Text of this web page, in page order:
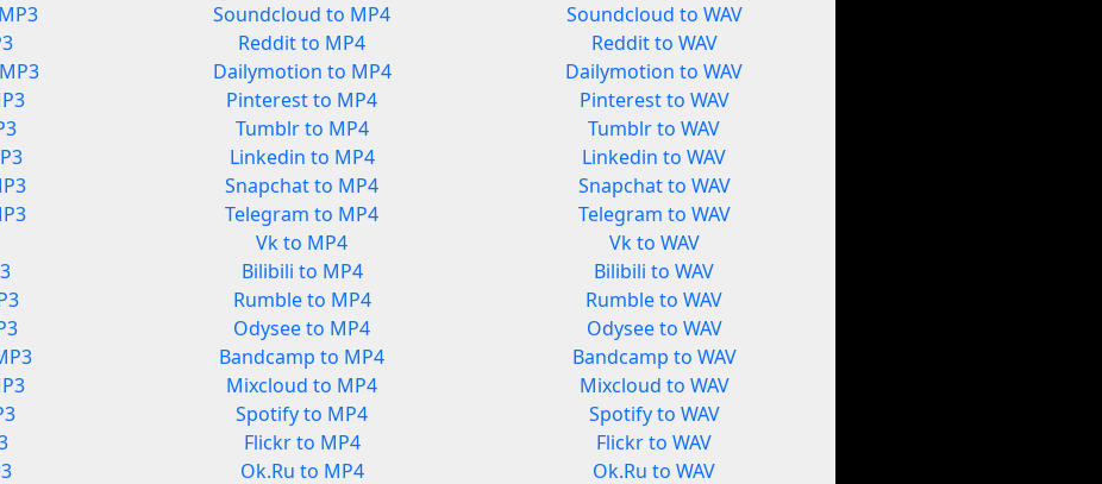
Soundcloud to MP4
Reddit to MP4
Dailymotion to MP4
Pinterest to MP4
Tumblr to MP4
Linkedin to MP4
Snapchat to MP4
Telegram to MP4
Vk to MP4
Bilibili to MP4
Rumble to MP4
Odysee to MP4
Bandcamp to MP4
Mixcloud to MP4
Spotify to MP4
Flickr to MP4
Ok.Ru to MP4
Soundcloud to WAV
Reddit to WAV
Dailymotion to WAV
Pinterest to WAV
Tumblr to WAV
Linkedin to WAV
Snapchat to WAV
Telegram to WAV
Vk to WAV
Bilibili to WAV
Rumble to WAV
Odysee to WAV
Bandcamp to WAV
Mixcloud to WAV
Spotify to WAV
Flickr to WAV
Ok.Ru to WAV